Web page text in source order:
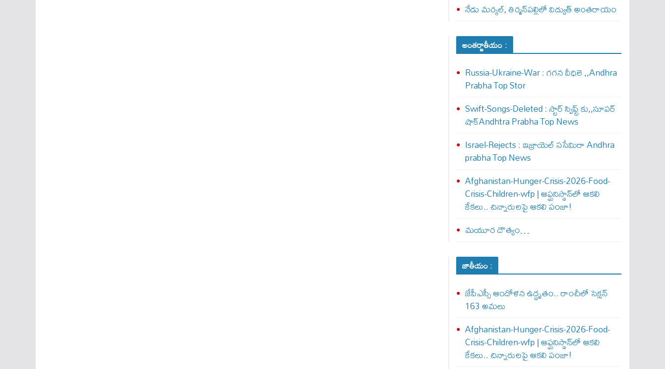
నేడు మర్కల్, తిర్మన్‌పల్లిలో విద్యుత్ అంతరాయం
అంతర్జాతీయం :
Russia-Ukraine-War : గ‌గ‌న వీధిలె ,,Andhra
Prabha Top Stor
Swift-Songs-Deleted : స్టార్ స్విప్ట్ కు,,సూప‌ర్
షాక్Andhtra Prabha Top News
Israel-Rejects : ఇజ్రాయెల్ స‌సేమిరా Andhra
prabha Top News
Afghanistan-Hunger-Crisis-2026-Food-
Crisis-Children-wfp | ఆఫ్ఘనిస్థాన్‌లో ఆకలి
కేకలు.. చిన్నారులపై ఆకలి పంజా!
మయూర దౌత్యం…
జాతీయం :
జేపీఎస్సీ ఆందోళన ఉద్ధృతం.. రాంచీలో సెక్షన్‌
163 అమలు
Afghanistan-Hunger-Crisis-2026-Food-
Crisis-Children-wfp | ఆఫ్ఘనిస్థాన్‌లో ఆకలి
కేకలు.. చిన్నారులపై ఆకలి పంజా!